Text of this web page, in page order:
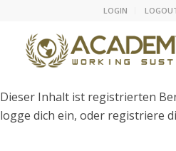
LOGIN
Dieser Inhalt ist registrierten
logge dich ein, oder registriere